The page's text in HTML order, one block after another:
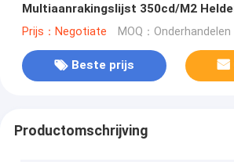
Multiaanrakingslijst 350cd/M2
Grote Scherm
Prijs：Negotiate MOQ：Onderhandelen
Beste prijs
Productomschrijving